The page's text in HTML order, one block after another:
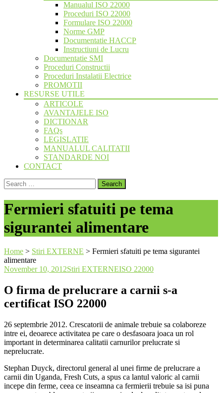
Manualul ISO 22000
Proceduri ISO 22000
Formulare ISO 22000
Norme GMP
Documentatie HACCP
Instructiuni de Lucru
Documentatie SMI
Proceduri Constructii
Proceduri Instalatii Electrice
PROMOTII
RESURSE UTILE
ARTICOLE
AVANTAJELE ISO
DICTIONAR
FAQs
LEGISLATIE
MANUALUL CALITATII
STANDARDE NOI
CONTACT
Search
for:
Fermieri sfatuiti pe tema
sigurantei alimentare
Home > Stiri EXTERNE > Fermieri sfatuiti pe tema sigurantei
alimentare
November 10, 2012Stiri EXTERNEISO 22000
O firma de prelucrare a carnii s-a
certificat ISO 22000
26 septembrie 2012. Crescatorii de animale trebuie sa colaboreze
intre ei, deoarece activitatea pe care o desfasoara joaca un rol
important in determinarea calitatii carnurilor prelucrate si
neprelucrate.
Stephan Duyck, directorul general al unei firme de prelucrare a
carnii din Uganda, Fresh Cuts, a spus ca lantul valoric al carnii
incepe din ferme, ceea ce inseamna ca fermierii trebuie sa isi puna